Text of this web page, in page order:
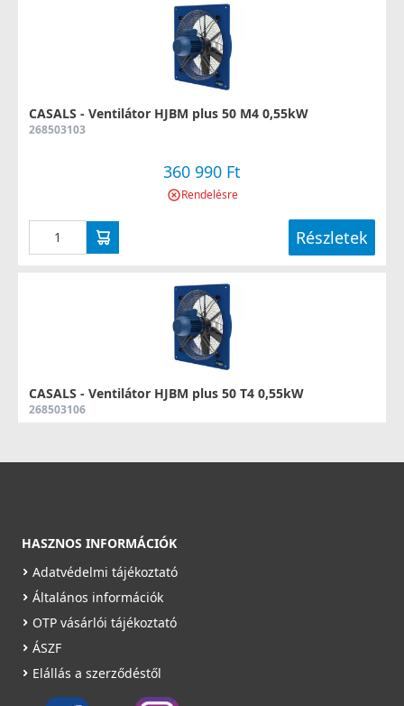
CASALS - Ventilátor HJBM plus 50 M4 0,55kW
268503103
360 990 Ft
Rendelésre
Részletek
CASALS - Ventilátor HJBM plus 50 T4 0,55kW
268503106
HASZNOS INFORMÁCIÓK
Adatvédelmi tájékoztató
Általános információk
OTP vásárlói tájékoztató
ÁSZF
Elállás a szerződéstől